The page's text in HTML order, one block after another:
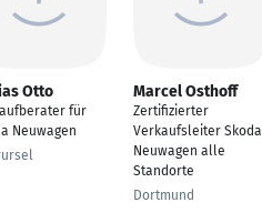
Otto
für
Neuwagen
Marcel Osthoff
Zertifizierter
Verkaufsleiter Skoda
Neuwagen alle
Standorte
Dortmund